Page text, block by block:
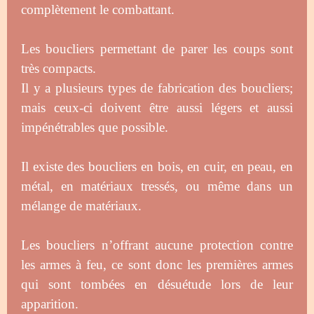
complètement le combattant.
Les boucliers permettant de parer les coups sont
très compacts.
Il y a plusieurs types de fabrication des boucliers;
mais ceux-ci doivent être aussi légers et aussi
impénétrables que possible.
Il existe des boucliers en bois, en cuir, en peau, en
métal, en matériaux tressés, ou même dans un
mélange de matériaux.
Les boucliers n’offrant aucune protection contre
les armes à feu, ce sont donc les premières armes
qui sont tombées en désuétude lors de leur
apparition.